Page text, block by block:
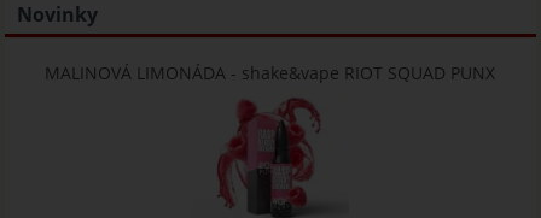
Novinky
MALINOVÁ LIMONÁDA - shake&vape RIOT SQUAD PUNX